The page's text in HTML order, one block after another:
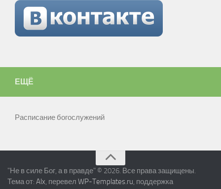
ЕЩЁ
Расписание богослужений
"Не в силе Бог, а в правде" © 2026. Все права защищены.
Тема от: Alx, перевел WP-Templates.ru, поддержка